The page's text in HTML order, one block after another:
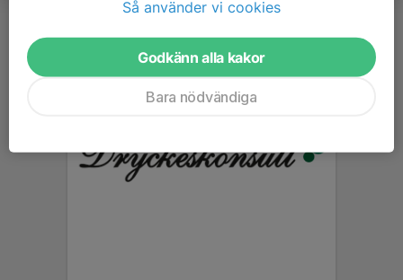
Så använder vi cookies
Godkänn alla kakor
Bara nödvändiga